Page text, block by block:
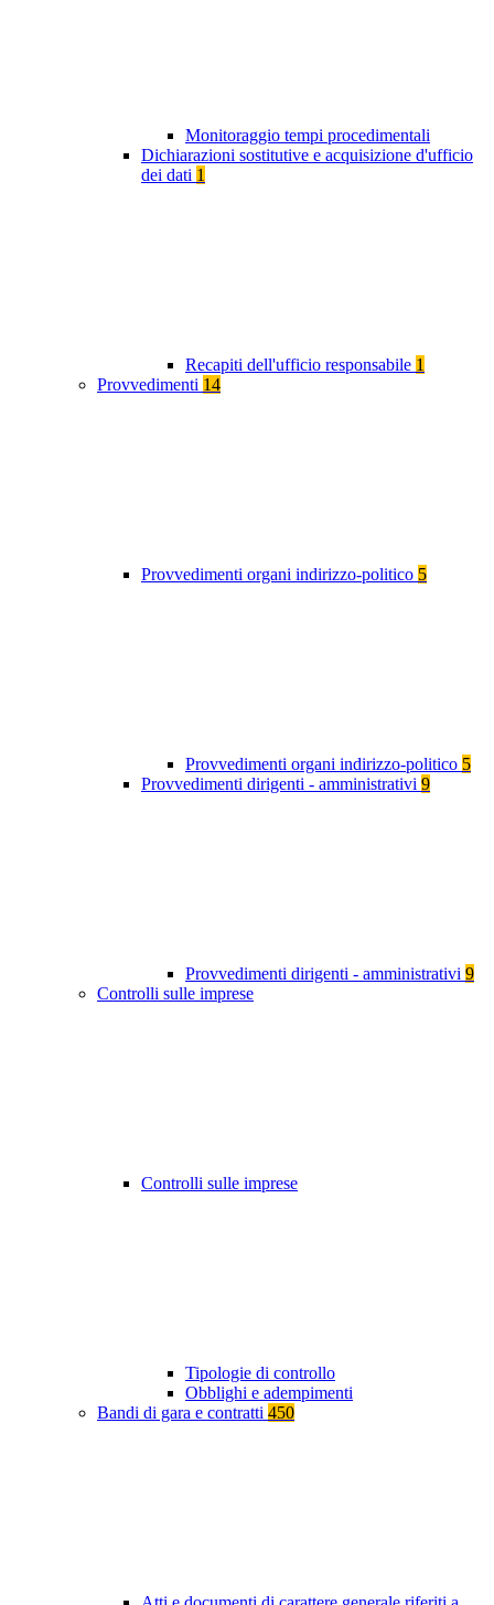
Monitoraggio tempi procedimentali
Dichiarazioni sostitutive e acquisizione d'ufficio
dei dati 1
Recapiti dell'ufficio responsabile 1
Provvedimenti 14
Provvedimenti organi indirizzo-politico 5
Provvedimenti organi indirizzo-politico 5
Provvedimenti dirigenti - amministrativi 9
Provvedimenti dirigenti - amministrativi 9
Controlli sulle imprese
Controlli sulle imprese
Tipologie di controllo
Obblighi e adempimenti
Bandi di gara e contratti 450